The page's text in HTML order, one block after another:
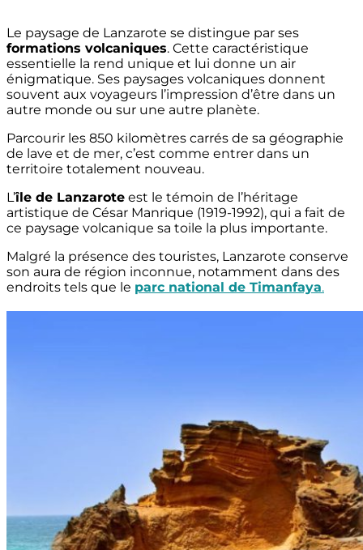
Le paysage de Lanzarote se distingue par ses
formations volcaniques. Cette caractéristique
essentielle la rend unique et lui donne un air
énigmatique. Ses paysages volcaniques donnent
souvent aux voyageurs l’impression d’être dans un
autre monde ou sur une autre planète.
Parcourir les 850 kilomètres carrés de sa géographie
de lave et de mer, c’est comme entrer dans un
territoire totalement nouveau.
L’île de Lanzarote est le témoin de l’héritage
artistique de César Manrique (1919-1992), qui a fait de
ce paysage volcanique sa toile la plus importante.
Malgré la présence des touristes, Lanzarote conserve
son aura de région inconnue, notamment dans des
endroits tels que le parc national de Timanfaya.